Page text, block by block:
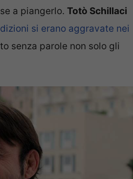
a piangerlo. Totò Schillaci
si erano aggravate nei
senza parole non solo gli